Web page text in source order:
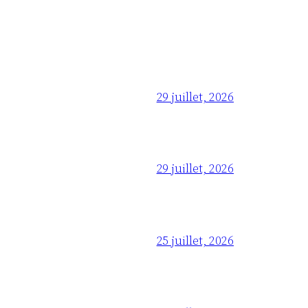
29 juillet, 2026
29 juillet, 2026
25 juillet, 2026